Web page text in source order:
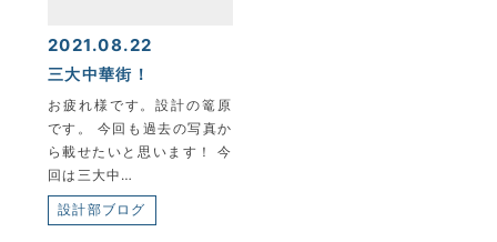
2021.08.22
三大中華街！
お疲れ様です。設計の篭原
です。 今回も過去の写真か
ら載せたいと思います！ 今
回は三大中…
設計部ブログ